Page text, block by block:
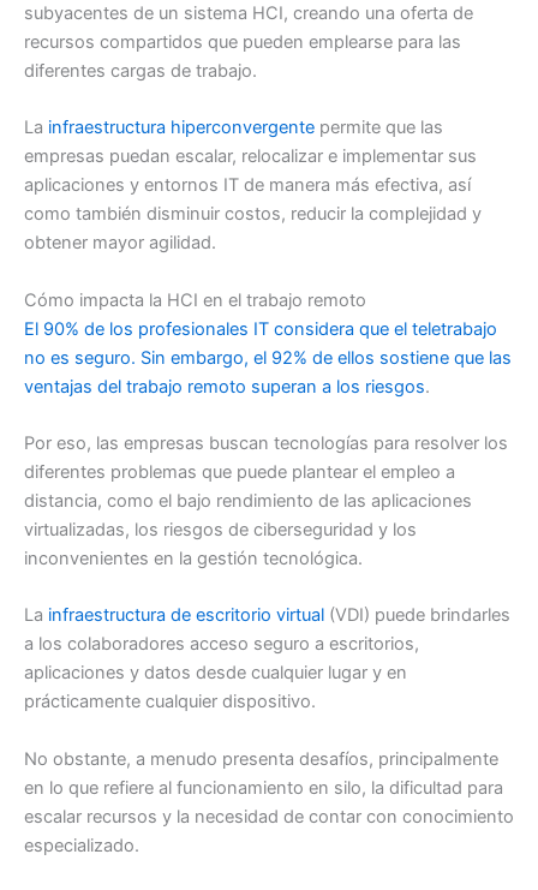
subyacentes de un sistema HCI, creando una oferta de
recursos compartidos que pueden emplearse para las
diferentes cargas de trabajo.
La infraestructura hiperconvergente permite que las
empresas puedan escalar, relocalizar e implementar sus
aplicaciones y entornos IT de manera más efectiva, así
como también disminuir costos, reducir la complejidad y
obtener mayor agilidad.
Cómo impacta la HCI en el trabajo remoto
El 90% de los profesionales IT considera que el teletrabajo
no es seguro. Sin embargo, el 92% de ellos sostiene que las
ventajas del trabajo remoto superan a los riesgos.
Por eso, las empresas buscan tecnologías para resolver los
diferentes problemas que puede plantear el empleo a
distancia, como el bajo rendimiento de las aplicaciones
virtualizadas, los riesgos de ciberseguridad y los
inconvenientes en la gestión tecnológica.
La infraestructura de escritorio virtual (VDI) puede brindarles
a los colaboradores acceso seguro a escritorios,
aplicaciones y datos desde cualquier lugar y en
prácticamente cualquier dispositivo.
No obstante, a menudo presenta desafíos, principalmente
en lo que refiere al funcionamiento en silo, la dificultad para
escalar recursos y la necesidad de contar con conocimiento
especializado.